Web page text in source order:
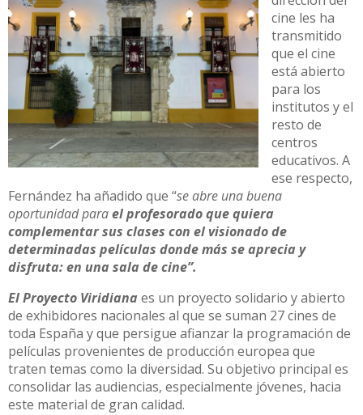
cine les ha
transmitido
que el cine
está abierto
para los
institutos y el
resto de
centros
educativos. A
ese respecto,
Fernández ha añadido que “se abre una buena
oportunidad parael profesorado que quiera
complementar sus clases con el visionado de
determinadas películas donde más se aprecia y
disfruta: en una sala de cine”.
El Proyecto Viridiana es un proyecto solidario y abierto
de exhibidores nacionales al que se suman 27 cines de
toda España y que persigue afianzar la programación de
películas provenientes de producción europea que
traten temas como la diversidad. Su objetivo principal es
consolidar las audiencias, especialmente jóvenes, hacia
este material de gran calidad.